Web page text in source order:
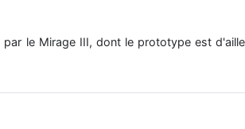
le Mirage III, dont le prototype est